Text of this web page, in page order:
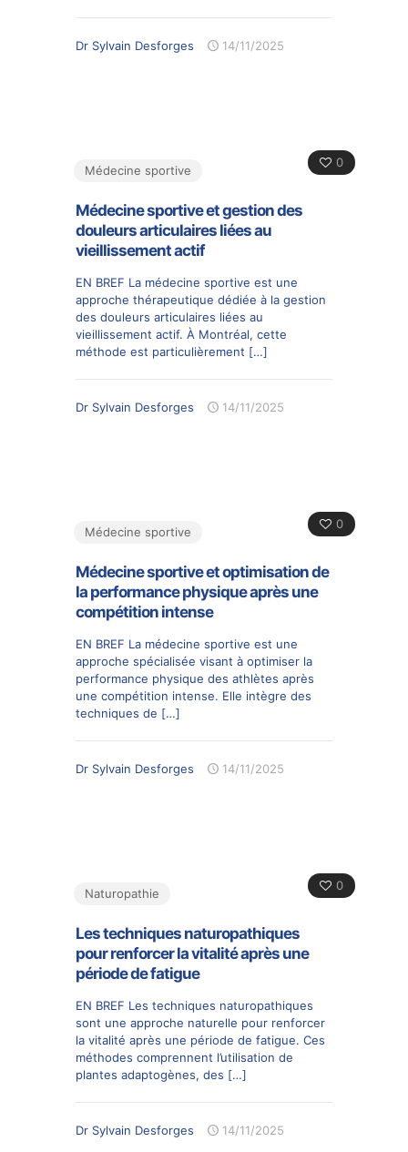
Dr Sylvain Desforges 14/11/2025
0
Médecine sportive
Médecine sportive et gestion des
douleurs articulaires liées au
vieillissement actif
EN BREF La médecine sportive est une
approche thérapeutique dédiée à la gestion
des douleurs articulaires liées au
vieillissement actif. À Montréal, cette
méthode est particulièrement […]
Dr Sylvain Desforges 14/11/2025
0
Médecine sportive
Médecine sportive et optimisation de
la performance physique après une
compétition intense
EN BREF La médecine sportive est une
approche spécialisée visant à optimiser la
performance physique des athlètes après
une compétition intense. Elle intègre des
techniques de […]
Dr Sylvain Desforges 14/11/2025
0
Naturopathie
Les techniques naturopathiques
pour renforcer la vitalité après une
période de fatigue
EN BREF Les techniques naturopathiques
sont une approche naturelle pour renforcer
la vitalité après une période de fatigue. Ces
méthodes comprennent l’utilisation de
plantes adaptogènes, des […]
Dr Sylvain Desforges 14/11/2025